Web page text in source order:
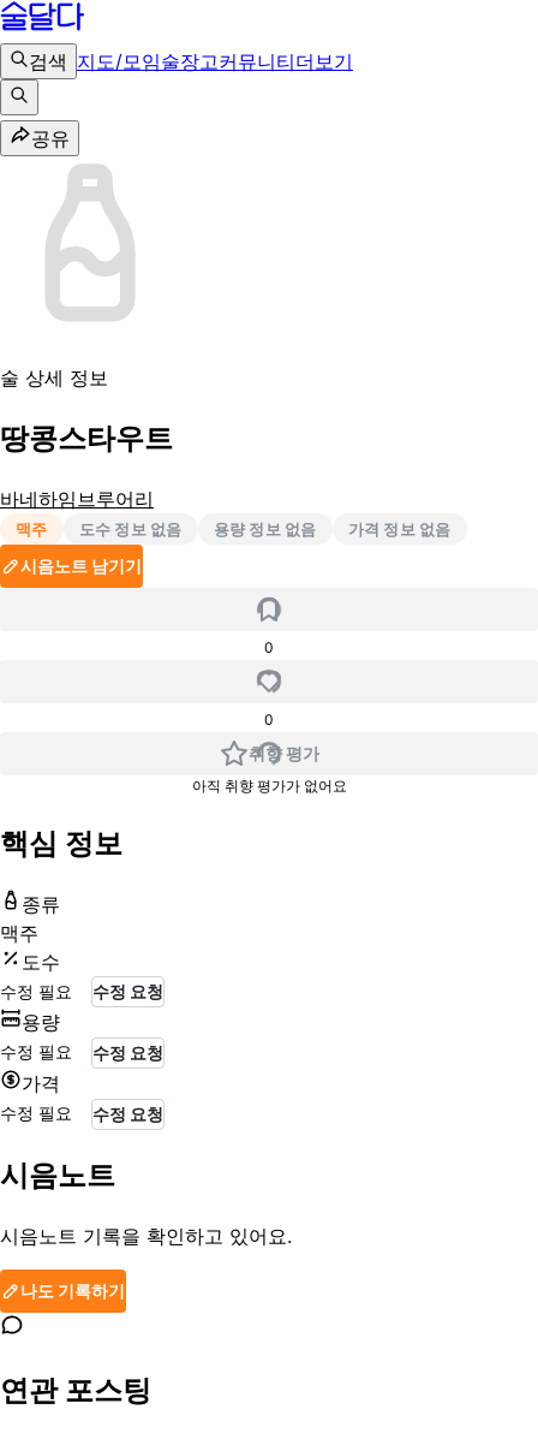
검색 지도/모임술장고커뮤니티더보기
공유
술 상세 정보
땅콩스타우트
바네하임브루어리
맥주 도수 정보 없음 용량 정보 없음 가격 정보 없음
시음노트 남기기
0
0
취향 평가
아직 취향 평가가 없어요
핵심 정보
종류
맥주
도수
수정 필요 수정 요청
용량
수정 필요 수정 요청
가격
수정 필요 수정 요청
시음노트
시음노트 기록을 확인하고 있어요.
나도 기록하기
연관 포스팅